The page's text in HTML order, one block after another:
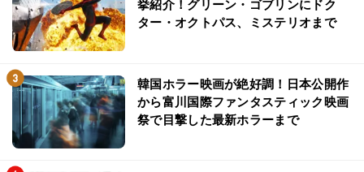
挙紹介！グリーン・ゴブリンにドク
ター・オクトパス、ミステリオまで
韓国ホラー映画が絶好調！日本公開作
から富川国際ファンタスティック映画
祭で目撃した最新ホラーまで